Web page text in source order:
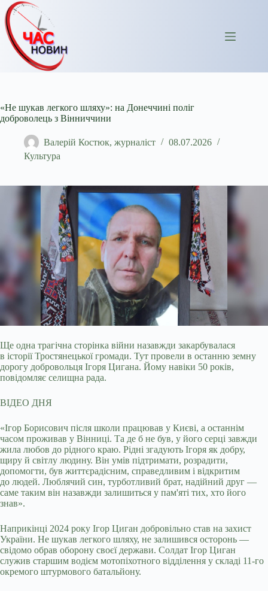
Перейти
до
вмісту
«Не шукав легкого шляху»: на Донеччині поліг
доброволець з Вінниччини
Валерій Костюк, журналіст
08.07.2026
Культура
Ще одна трагічна сторінка війни назавжди закарбувалася
в історії Тростянецької громади. Тут провели в останню земну
дорогу добровольця Ігоря Цигана. Йому навіки 50 років,
повідомляє селищна рада.
ВІДЕО ДНЯ
«Ігор Борисович після школи працював у Києві, а останнім
часом проживав у Вінниці. Та де б не був, у його серці завжди
жила любов до рідного краю. Рідні згадують Ігоря як добру,
щиру й світлу людину. Він умів підтримати, розрадити,
допомогти, був життєрадісним, справедливим і відкритим
до людей. Люблячий син, турботливий брат, надійний друг —
саме таким він назавжди залишиться у пам'яті тих, хто його
знав».
Наприкінці 2024 року Ігор Циган добровільно став на захист
України. Не шукав легкого шляху, не залишився осторонь —
свідомо обрав оборону своєї держави. Солдат Ігор Циган
служив старшим водієм мотопіхотного відділення у складі 11-го
окремого штурмового батальйону.